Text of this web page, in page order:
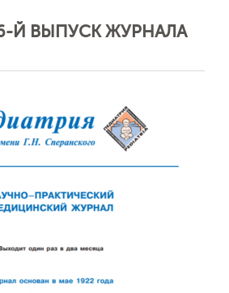
Й ВЫПУСК ЖУРНАЛА